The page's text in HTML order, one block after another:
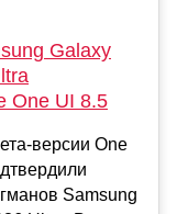
Galaxy
One UI 8.5
версии One
Samsung